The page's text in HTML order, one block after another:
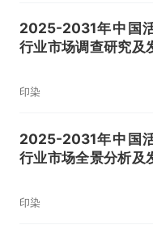
2025-2031年中国
行业市场调查研究及
印染
2025-2031年中国
行业市场全景分析及
印染